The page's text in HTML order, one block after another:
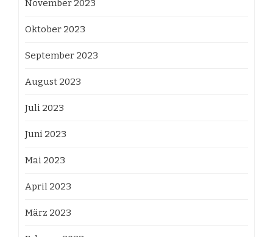
November 2023
Oktober 2023
September 2023
August 2023
Juli 2023
Juni 2023
Mai 2023
April 2023
März 2023